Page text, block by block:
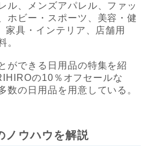
ル、メンズアパレル、ファッ
ホビー・スポーツ、美容・健
家具・インテリア、店舗用
。
ができる日用品の特集を紹
の10％オフセールな
数の日用品を用意している。
ノウハウを解説